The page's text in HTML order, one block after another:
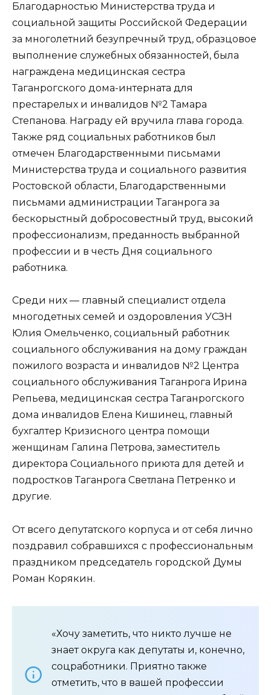
Благодарностью Министерства труда и
социальной защиты Российской Федерации
за многолетний безупречный труд, образцовое
выполнение служебных обязанностей, была
награждена медицинская сестра
Таганрогского дома-интерната для
престарелых и инвалидов №2 Тамара
Степанова. Награду ей вручила глава города.
Также ряд социальных работников был
отмечен Благодарственными письмами
Министерства труда и социального развития
Ростовской области, Благодарственными
письмами администрации Таганрога за
бескорыстный добросовестный труд, высокий
профессионализм, преданность выбранной
профессии и в честь Дня социального
работника.
Среди них — главный специалист отдела
многодетных семей и оздоровления УСЗН
Юлия Омельченко, социальный работник
социального обслуживания на дому граждан
пожилого возраста и инвалидов №2 Центра
социального обслуживания Таганрога Ирина
Репьева, медицинская сестра Таганрогского
дома инвалидов Елена Кишинец, главный
бухгалтер Кризисного центра помощи
женщинам Галина Петрова, заместитель
директора Социального приюта для детей и
подростков Таганрога Светлана Петренко и
другие.
От всего депутатского корпуса и от себя лично
поздравил собравшихся с профессиональным
праздником председатель городской Думы
Роман Корякин.
«Хочу заметить, что никто лучше не
знает округа как депутаты и, конечно,
соцработники. Приятно также
отметить, что в вашей профессии